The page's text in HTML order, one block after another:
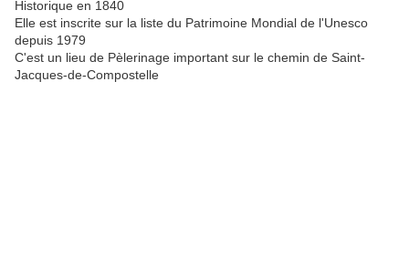
Historique en 1840
Elle est inscrite sur la liste du Patrimoine Mondial de l'Unesco
depuis 1979
C'est un lieu de Pèlerinage important sur le chemin de Saint-
Jacques-de-Compostelle